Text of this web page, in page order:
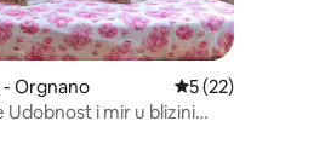
46
- Orgnano Prosječna ocjena:
5 (22)
Udobnost i mir u blizini